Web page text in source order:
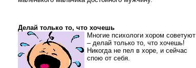
Делай только то, что хочешь
Многие психологи хором советуют
– делай только то, что хочешь!
Никогда не пел в хоре, и сейчас
спою от себя.